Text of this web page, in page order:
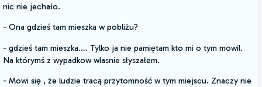
nic nie jechało.
- Ona gdzieś tam mieszka w pobliżu?
- gdzieś tam mieszka…. Tylko ja nie pamiętam kto mi o tym mowil.
Na którymś z wypadkow wlasnie słyszałem.
- Mowi się , że ludzie tracą przytomność w tym miejscu. Znaczy nie